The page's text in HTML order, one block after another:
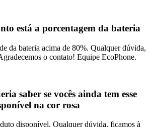
está a porcentagem da bateria
da bateria acima de 80%. Qualquer dúvida,
o contato! Equipe EcoPhone.
saber se vocês ainda tem esse
na cor rosa
disponível. Qualquer dúvida, ficamos à